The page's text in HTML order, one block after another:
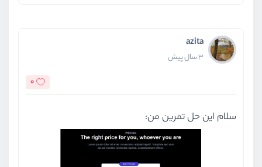
azita
3 سال پیش
0
سلام این حل تمرین من: